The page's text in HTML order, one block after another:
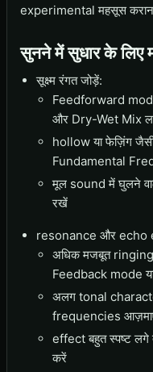
experimental महसूस
सुनने में सुधार के लिए
सूक्ष्म रंगत जोड़ें:
Feedforward
और Dry-Wet Mix
hollow या फेज़िंग
Fundamental
मूल sound में घुलने
रखें
resonance और echo
अधिक मजबूत
Feedback mode
अलग tonal
frequencies
effect बहुत स्पष्ट
करें